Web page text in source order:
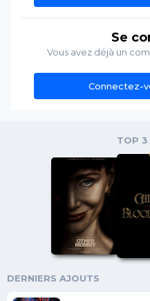
Se
Vous avez déjà un
Connectez-
TOP 3
DERNIERS AJOUTS